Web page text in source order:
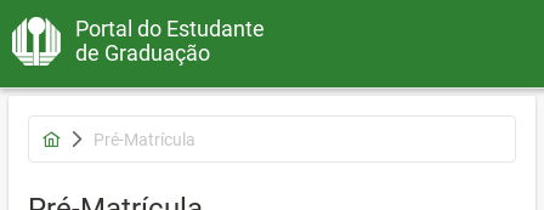
Portal do Estudante
de Graduação
Pré-Matrícula